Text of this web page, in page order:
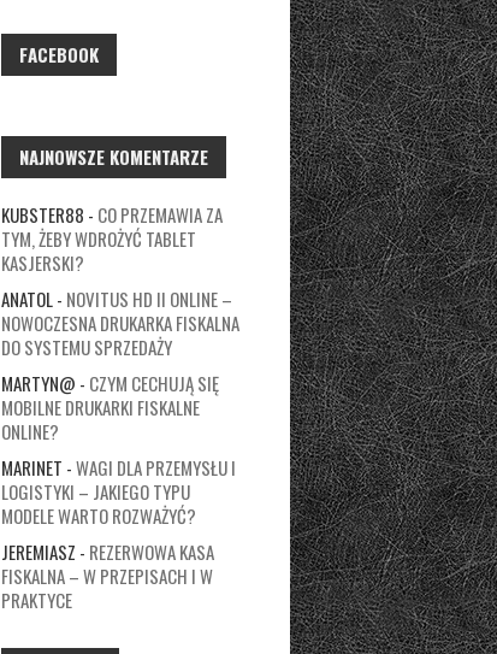
FACEBOOK
NAJNOWSZE KOMENTARZE
KUBSTER88 - CO PRZEMAWIA ZA
TYM, ŻEBY WDROŻYĆ TABLET
KASJERSKI?
ANATOL- NOVITUS HD II ONLINE –
NOWOCZESNA DRUKARKA FISKALNA
DO SYSTEMU SPRZEDAŻY
MARTYN@ - CZYM CECHUJĄ SIĘ
MOBILNE DRUKARKI FISKALNE
ONLINE?
MARINET -WAGI DLA PRZEMYSŁU I
LOGISTYKI – JAKIEGO TYPU
MODELE WARTO ROZWAŻYĆ?
JEREMIASZ - REZERWOWA KASA
FISKALNA – W PRZEPISACH I W
PRAKTYCE